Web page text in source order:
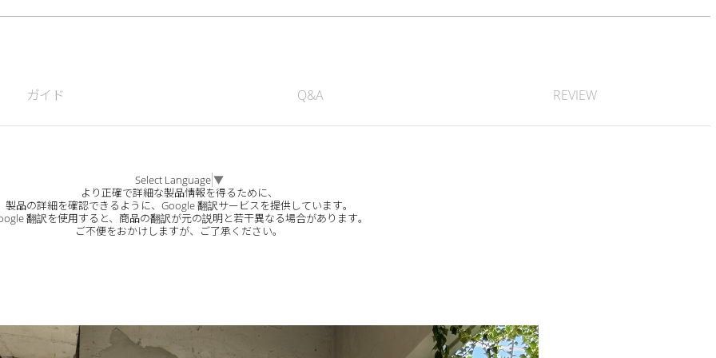
ガイド Q&A REVIEW
Select Language▼
より正確で詳細な製品情報を得るために、
製品の詳細を確認できるように、Google 翻訳サービスを提供しています。
翻訳を使用すると、商品の翻訳が元の説明と若干異なる場合があります。
ご不便をおかけしますが、ご了承ください。